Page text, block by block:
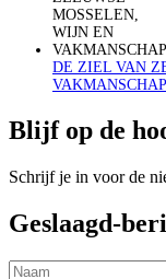
DE ZIEL VAN
VAKMANSCHAP
Blijf op de
Schrijf je in voor de
Geslaagd-